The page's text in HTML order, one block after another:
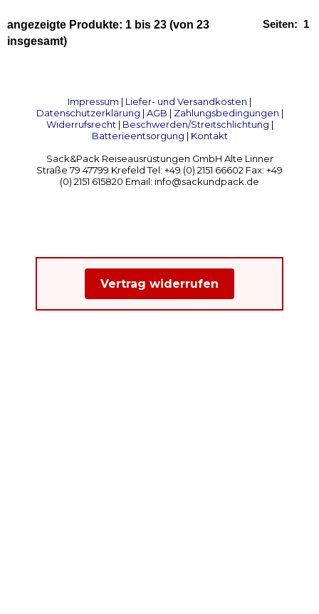
Seiten: 1
angezeigte Produkte: 1 bis 23 (von 23
insgesamt)
Impressum | Liefer- und Versandkosten |
Datenschutzerklärung | AGB | Zahlungsbedingungen |
Widerrufsrecht| Beschwerden/Streitschlichtung |
Batterieentsorgung | Kontakt
Sack&Pack Reiseausrüstungen GmbH Alte Linner
Straße 79 47799 Krefeld Tel: +49 (0) 2151 66602 Fax: +49
(0) 2151 615820 Email: info@sackundpack.de
Vertrag widerrufen